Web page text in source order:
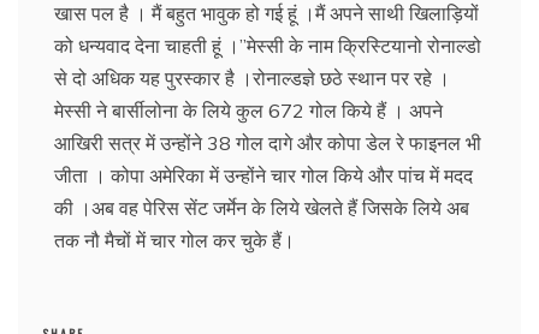
खास पल है । मैं बहुत भावुक हो गई हूं ।मैं अपने साथी खिलाड़ियों
को धन्यवाद देना चाहती हूं ।’’मेस्सी के नाम क्रिस्टियानो रोनाल्डो
से दो अधिक यह पुरस्कार है ।रोनाल्डज्ञे छठे स्थान पर रहे ।
मेस्सी ने बार्सीलोना के लिये कुल 672 गोल किये हैं । अपने
आखिरी सत्र में उन्होंने 38 गोल दागे और कोपा डेल रे फाइनल भी
जीता । कोपा अमेरिका में उन्होंने चार गोल किये और पांच में मदद
की ।अब वह पेरिस सेंट जर्मेन के लिये खेलते हैं जिसके लिये अब
तक नौ मैचों में चार गोल कर चुके हैं।